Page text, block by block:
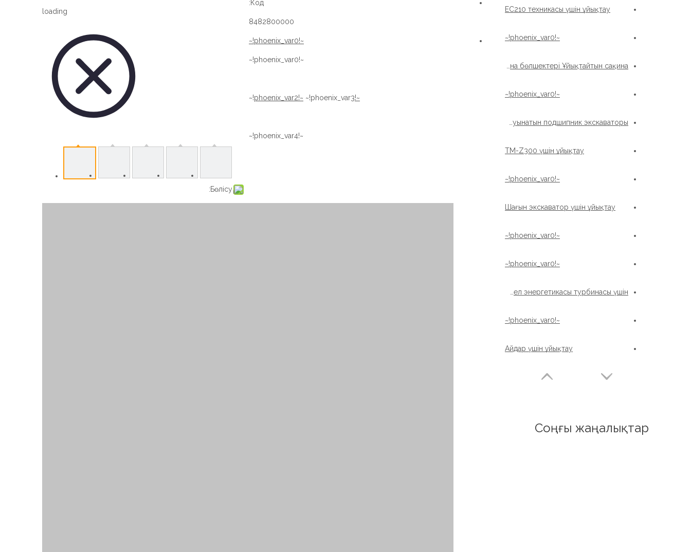
loading
Бөлісу:
Код:
8482800000
~!phoenix_var0!~
~!phoenix_var0!~
~!phoenix_var2!~
~!phoenix_var3!~
~!phoenix_var4!~
EC210 техникасы үшін ұйықтау
~!phoenix_var0!~
~!phoenix_var0!~
TM-Z300 үшін ұйықтау
~!phoenix_var0!~
Шағын экскаватор үшін ұйықтау
~!phoenix_var0!~
~!phoenix_var0!~
~!phoenix_var0!~
Айдар үшін ұйықтау
Соңғы жаңалықтар